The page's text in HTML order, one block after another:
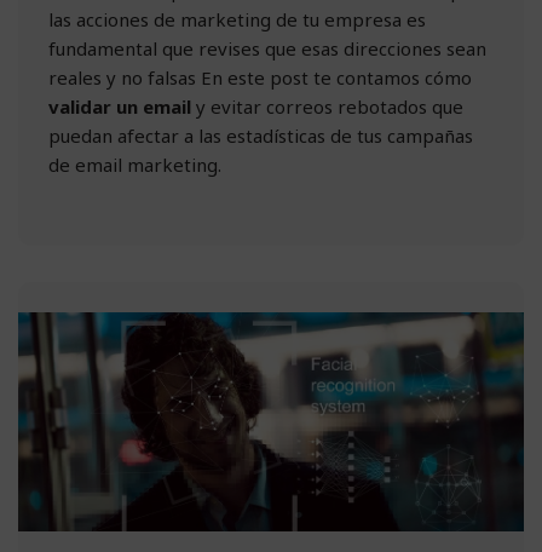
las acciones de marketing de tu empresa es
fundamental que revises que esas direcciones sean
reales y no falsas En este post te contamos cómo
validar un email y evitar correos rebotados que
puedan afectar a las estadísticas de tus campañas
de email marketing.